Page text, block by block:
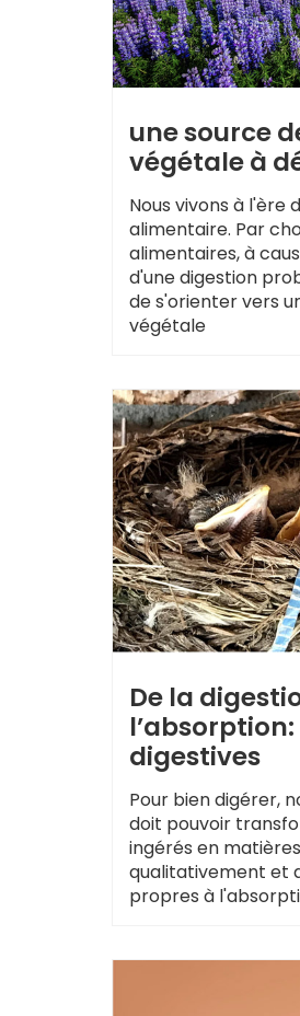
une source
végétale à
Nous vivons à l'ère
alimentaire. Par
alimentaires, à
d'une digestion
de s'orienter vers
végétale
De la
digestives
Pour bien digérer,
doit pouvoir
ingérés en
qualitativement et
propres à